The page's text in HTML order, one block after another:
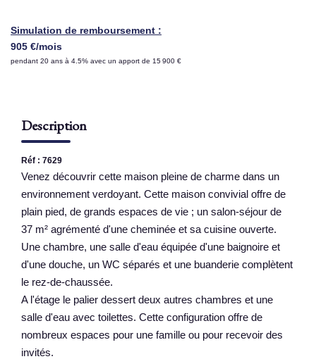
Simulation de remboursement :
905 €/mois
pendant 20 ans à 4.5% avec un apport de 15 900 €
Description
Réf : 7629
Venez découvrir cette maison pleine de charme dans un
environnement verdoyant. Cette maison convivial offre de
plain pied, de grands espaces de vie ; un salon-séjour de
37 m² agrémenté d'une cheminée et sa cuisine ouverte.
Une chambre, une salle d'eau équipée d'une baignoire et
d'une douche, un WC séparés et une buanderie complètent
le rez-de-chaussée.
A l'étage le palier dessert deux autres chambres et une
salle d'eau avec toilettes. Cette configuration offre de
nombreux espaces pour une famille ou pour recevoir des
invités.